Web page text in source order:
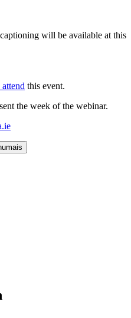
will be available at this
this event.
the week of the webinar.